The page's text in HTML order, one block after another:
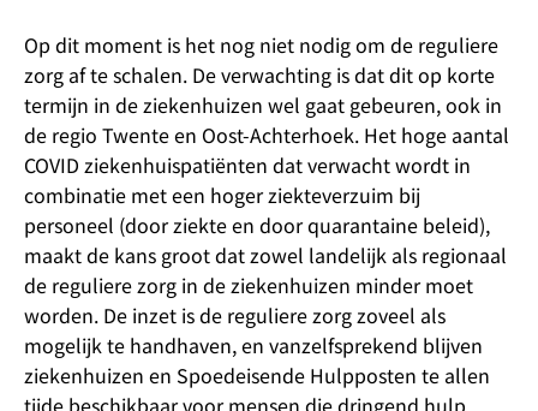
Op dit moment is het nog niet nodig om de reguliere
zorg af te schalen. De verwachting is dat dit op korte
termijn in de ziekenhuizen wel gaat gebeuren, ook in
de regio Twente en Oost-Achterhoek. Het hoge aantal
COVID ziekenhuispatiënten dat verwacht wordt in
combinatie met een hoger ziekteverzuim bij
personeel (door ziekte en door quarantaine beleid),
maakt de kans groot dat zowel landelijk als regionaal
de reguliere zorg in de ziekenhuizen minder moet
worden. De inzet is de reguliere zorg zoveel als
mogelijk te handhaven, en vanzelfsprekend blijven
ziekenhuizen en Spoedeisende Hulpposten te allen
tijde beschikbaar voor mensen die dringend hulp